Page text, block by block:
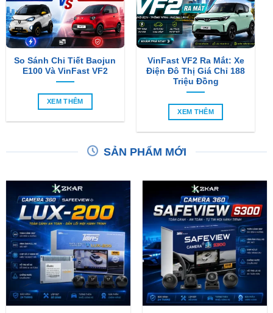
So Sánh Chi Tiết Baojun
E100 Và VinFast VF2
XEM THÊM
VinFast VF2 Ra Mắt: Xe
Điện Đô Thị Giá Chỉ 188
Triệu Đồng
XEM THÊM
SẢN PHẨM MỚI